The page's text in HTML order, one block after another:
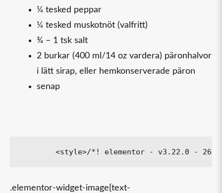
¼ tesked peppar
¼ tesked muskotnöt (valfritt)
¾ – 1 tsk salt
2 burkar (400 ml/14 oz vardera) päronhalvor
i lätt sirap, eller hemkonserverade päron
senap
.elementor-widget-image{text-